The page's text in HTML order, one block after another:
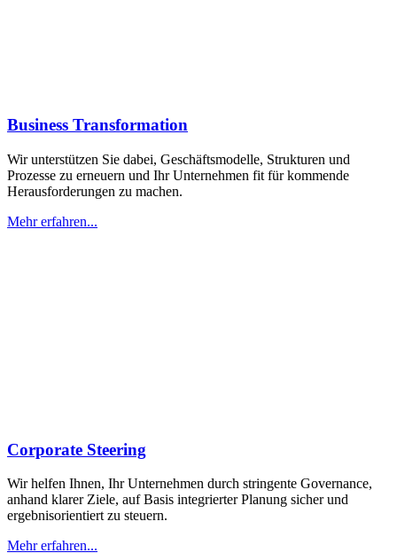
Business Transformation
Wir unterstützen Sie dabei, Geschäftsmodelle, Strukturen und
Prozesse zu erneuern und Ihr Unternehmen fit für kommende
Herausforderungen zu machen.
Mehr erfahren...
Corporate Steering
Wir helfen Ihnen, Ihr Unternehmen durch stringente Governance,
anhand klarer Ziele, auf Basis integrierter Planung sicher und
ergebnisorientiert zu steuern.
Mehr erfahren...